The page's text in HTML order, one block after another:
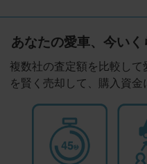
あなたの愛車、今いく
複数社の査定額を比較し
を賢く売却して、購入資金